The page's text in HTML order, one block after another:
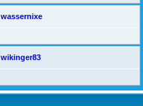
wassernixe
wikinger83